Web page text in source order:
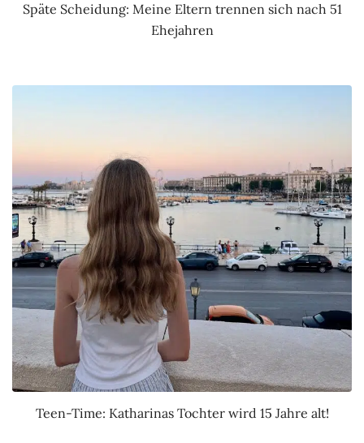
Späte Scheidung: Meine Eltern trennen sich nach 51
Ehejahren
Teen-Time: Katharinas Tochter wird 15 Jahre alt!